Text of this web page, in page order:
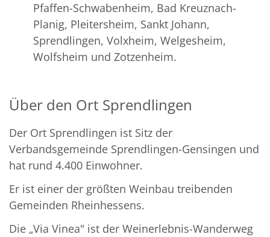
Pfaffen-Schwabenheim, Bad Kreuznach-
Planig, Pleitersheim, Sankt Johann,
Sprendlingen, Volxheim, Welgesheim,
Wolfsheim und Zotzenheim.
Über den Ort Sprendlingen
Der Ort Sprendlingen ist Sitz der
Verbandsgemeinde Sprendlingen-Gensingen und
hat rund 4.400 Einwohner.
Er ist einer der größten Weinbau treibenden
Gemeinden Rheinhessens.
Die „Via Vinea" ist der Weinerlebnis-Wanderweg